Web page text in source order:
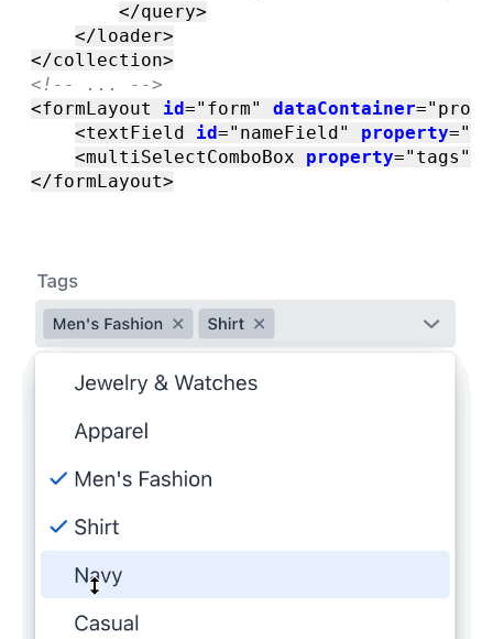
</query>
</loader>
</collection>
<!-- ... -->
<formLayout id="form" dataContainer=
<textField id="nameField" property=
<multiSelectComboBox property="tags"
</formLayout>